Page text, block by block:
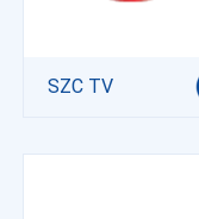
SZC TV